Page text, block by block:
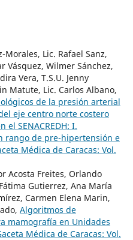
Morales, Lic. Rafael Sanz,
Vásquez, Wilmer Sánchez,
Vera, T.S.U. Jenny
Matute, Lic. Carlos Albano,
de la presión arterial
eje centro norte costero
el SENACREDH: I.
rango de pre-hipertensión e
Médica de Caracas: Vol.
Acosta Freites, Orlando
Gutierrez, Ana María
Carmen Elena Marin,
Algoritmos de
mamografía en Unidades
Médica de Caracas: Vol.